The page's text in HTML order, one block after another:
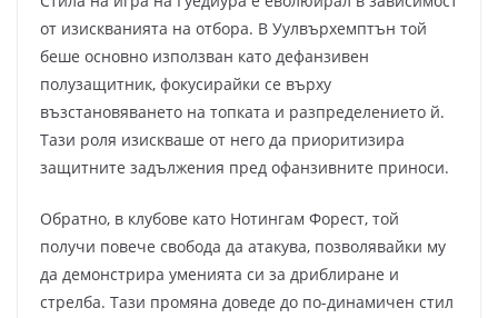
от изискванията на отбора. В Уулвърхемптън той
беше основно използван като дефанзивен
полузащитник, фокусирайки се върху
възстановяването на топката и разпределението й.
Тази роля изискваше от него да приоритизира
защитните задължения пред офанзивните приноси.
Обратно, в клубове като Нотингам Форест, той
получи повече свобода да атакува, позволявайки му
да демонстрира уменията си за дриблиране и
стрелба. Тази промяна доведе до по-динамичен стил